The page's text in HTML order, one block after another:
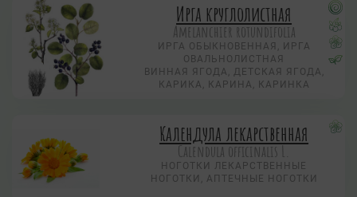
Ирга круглолистная
Amelanchier rotundifolia
ИРГА ОБЫКНОВЕННАЯ, ИРГА
ОВАЛЬНОЛИСТНАЯ
ВИННАЯ ЯГОДА, ДЕТСКАЯ ЯГОДА,
КАРИКА, КАРИНА, КАРИНКА
Календула лекарственная
Calendula officinalis L.
НОГОТКИ ЛЕКАРСТВЕННЫЕ
НОГОТКИ, АПТЕЧНЫЕ НОГОТКИ